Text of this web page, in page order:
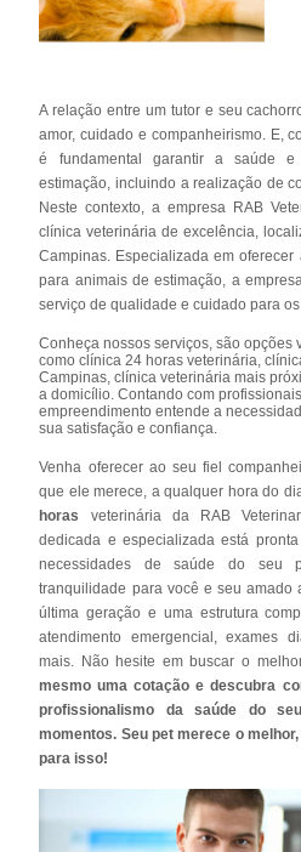
A relação entre um tutor e seu
amor, cuidado e companheirismo. E,
é fundamental garantir a saúde
estimação, incluindo a realização de
Neste contexto, a empresa RAB
clínica veterinária de excelência,
Campinas. Especializada em
para animais de estimação, a
serviço de qualidade e cuidado para os
Conheça nossos serviços, são opções
como clínica 24 horas veterinária,
Campinas, clínica veterinária mais
a domicílio. Contando com
empreendimento entende a
sua satisfação e confiança.
Venha oferecer ao seu fiel
que ele merece, a qualquer hora do
horas
veterinária da RAB
dedicada e especializada está
necessidades de saúde do seu
tranquilidade para você e seu amado
última geração e uma estrutura
atendimento emergencial, exames
mais. Não hesite em buscar o
mesmo uma cotação e descubra
profissionalismo da saúde do
momentos. Seu pet merece o
para isso!